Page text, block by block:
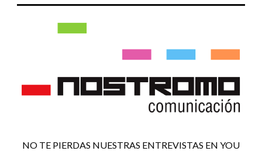
NO TE PIERDAS NUESTRAS ENTREVISTAS EN YOU